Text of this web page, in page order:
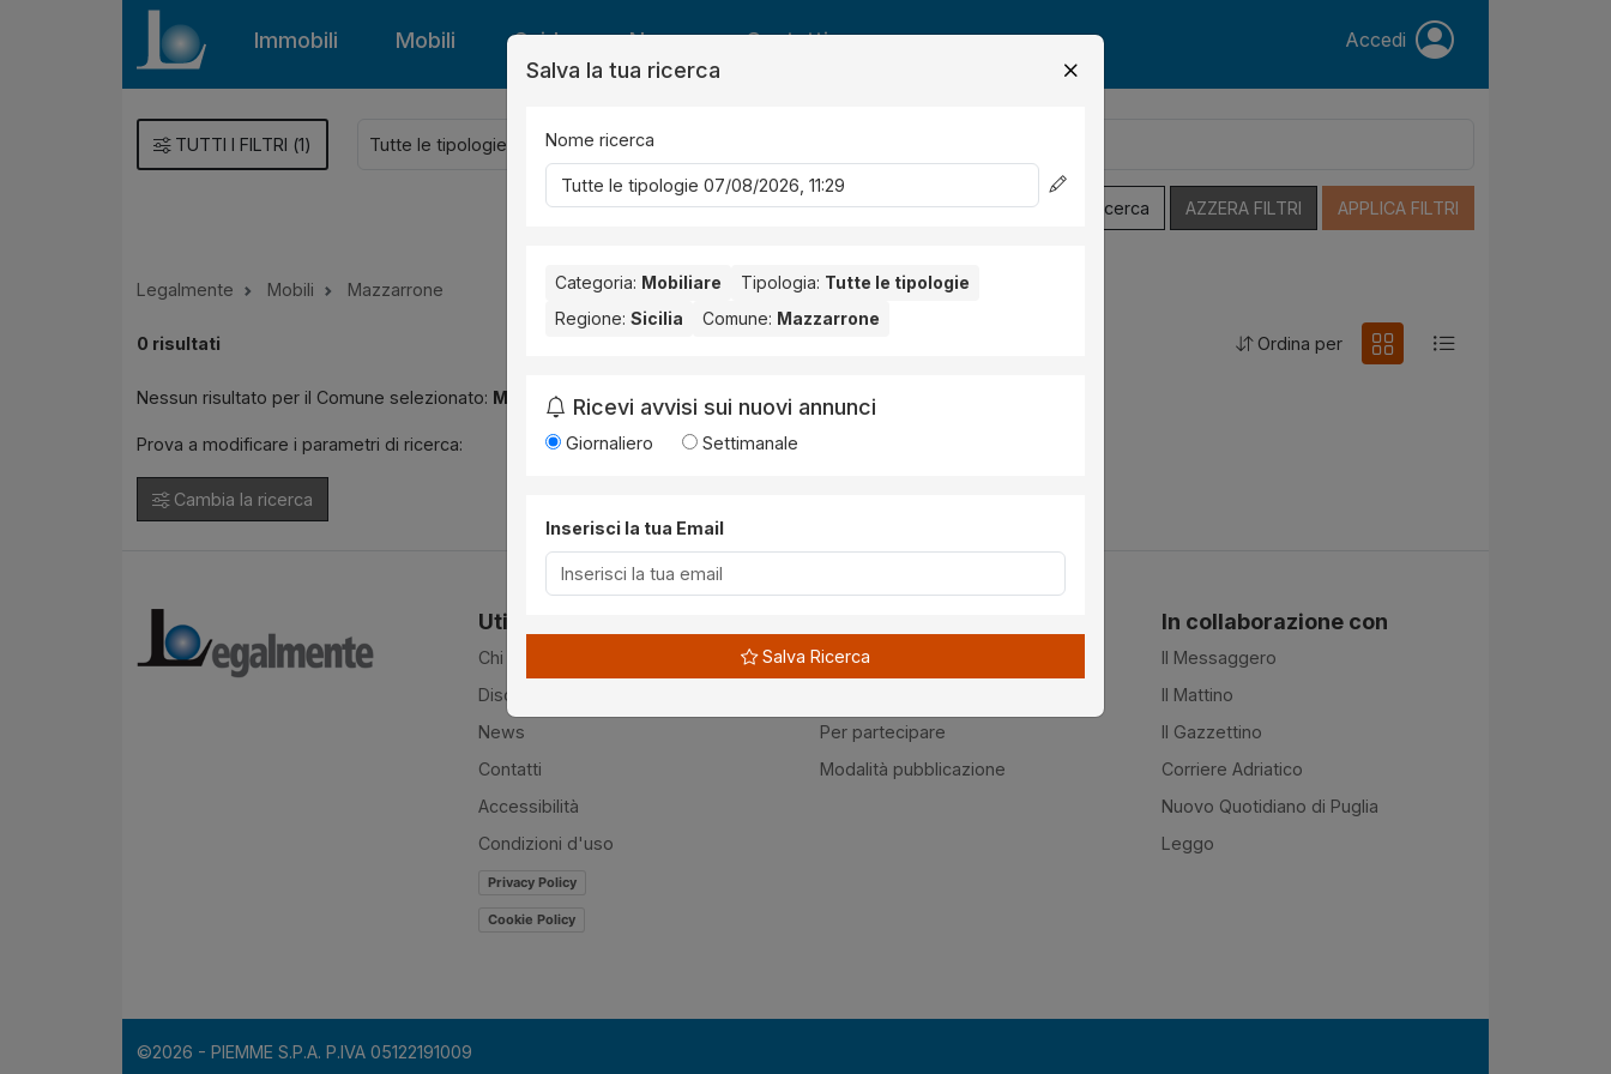
Immobili Mobili Guide News Contatti Accedi
TUTTI I FILTRI (1)
Salva Ricerca AZZERA FILTRI APPLICA FILTRI
Legalmente Mobili Mazzarrone
0 risultati Ordina per
Nessun risultato per il Comune selezionato: Mazzarrone . Nessun risultato per la Provincia selezionata:
Prova a modificare i parametri di ricerca:
Cambia la ricerca
Utilità
Chi siamo
Disclaimer
News
Contatti
Accessibilità
Condizioni d'uso
Privacy Policy
Cookie Policy
Normativa
Per partecipare
Modalità pubblicazione
In collaborazione con
Il Messaggero
Il Mattino
Il Gazzettino
Corriere Adriatico
Nuovo Quotidiano di Puglia
Leggo
©2026 - PIEMME S.P.A. P.IVA 05122191009
Salva la tua ricerca
Nome ricerca
Categoria: Mobiliare Tipologia: Tutte le tipologie
Regione: Sicilia Comune: Mazzarrone
Ricevi avvisi sui nuovi annunci
Giornaliero Settimanale
Inserisci la tua Email
Salva Ricerca